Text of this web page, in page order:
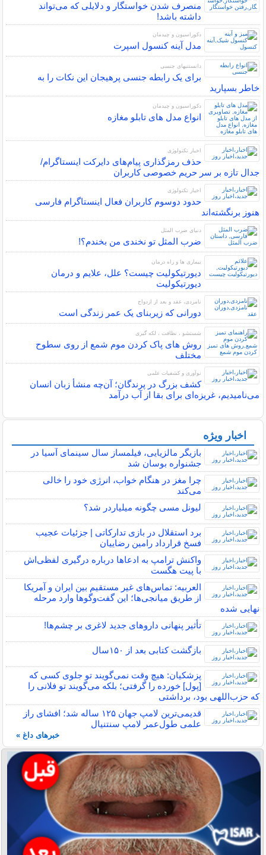
منصرف شدن خواستگار و دلایلی که می‌تواند
داشته باشد!
دکوراسیون و چیدمان
مدل آینه کنسول اسپرت
دانستنیهای جنسی
برای یک رابطه جنسی پرهیجان این نکات را به
خاطر بسپارید
دکوراسیون و چیدمان
انواع مدل های تابلو مغازه
اخبار تکنولوژی
حذف رمزگذاری پیام‌های دایرکت اینستاگرام/
جدال تازه بر سر حریم خصوصی کاربران
اخبار تکنولوژی
حدود دوسوم کاربران فعال اینستاگرام فارسی
هنوز برنگشته‌اند
دنیای ضرب المثل
ضرب المثل تو نخندی من بخندم؟!
بیماری ها و راه درمان
دیورتیکولیت چیست؟ علل، علایم و درمان
دیورتیکولیت
نامزدی، عقد و بعد از ازدواج
دورانی که زیربنای یک عمر زندگی‌ است
شستشو ، نظافت ، لکه گیری
روش های پاک کردن موم شمع از روی سطوح
مختلف
نوآوری و کشفیات علمی
کشف بزرگ در پرندگان؛ آن‌چه منشأ زبان انسان
می‌نامیدیم، غریزه‌ای برای بقا از آب درآمد
اخبار ویژه
پربیننده های خبر
بازیگر مالزیایی، فیلمساز سال سینمای آسیا در
جشنواره بوسان شد
چرا مغز در هنگام خواب، انرژی خود را خالی
می‌کند
لیونل مسی چگونه میلیاردر شد؟
برد استقلال در بازی تدارکاتی | جزئیات عجیب
فسخ قرارداد رامین رضاییان
واکنش ترامپ به ادعاها درباره درگیری لفظی‌اش
با پیت هگست
العربیه: تماس‌های غیر مستقیم بین ایران و آمریکا
از طریق میانجی‌ها؛ این گفت‌و‌گو‌ها وارد مرحله
نهایی شده
تأثیر پنهانی داروهای جدید لاغری بر چشم‌ها!
بازگشت کتابی بعد از ۱۵۰سال
پزشکیان: هیچ وقت نمی‌گویند تو جلوی کسی که
[پول] خورده را گرفتی؛ بلکه می‌گویند تو فلانی را
که حزب‌اللهی بود، برداشتی
قدیمی‌ترین لامپ جهان ۱۲۵ ساله شد؛ افشای راز
علمی طول‌عمر لامپ سنتنیال
خبرهای داغ »